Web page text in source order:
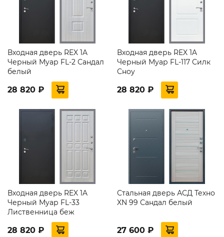
Входная дверь REX 1A
Черный Муар FL-2 Сандал
белый
28 820 ₽
Входная дверь REX 1A
Черный Муар FL-117 Силк
Сноу
28 820 ₽
Входная дверь REX 1A
Черный Муар FL-33
Лиственница беж
28 820 ₽
Стальная дверь АСД Техно
XN 99 Сандал белый
27 600 ₽